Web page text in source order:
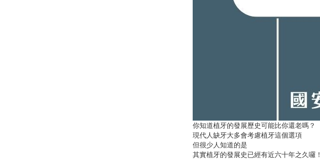
你知道植牙的發展歷史可能比你還老嗎？
現代人缺牙大多會考慮植牙這個選項
但很少人知道的是
其實植牙的發展史已經有近六十年之久囉！